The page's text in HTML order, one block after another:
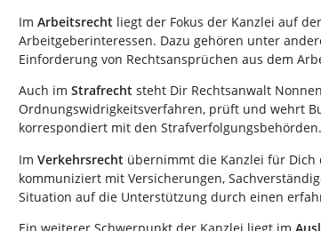
Im Arbeitsrecht liegt der Fokus der Kanzlei auf
Arbeitgeberinteressen. Dazu gehören unter
Einforderung von Rechtsansprüchen aus dem
Auch im Strafrecht steht Dir Rechtsanwalt
Ordnungswidrigkeitsverfahren, prüft und wehrt
korrespondiert mit den Strafverfolgungsbehörden.
Im Verkehrsrecht übernimmt die Kanzlei für
kommuniziert mit Versicherungen,
Situation auf die Unterstützung durch einen